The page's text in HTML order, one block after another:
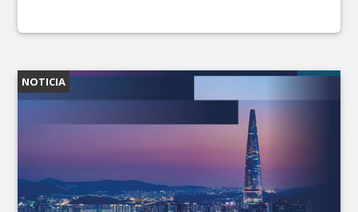
NOTICIA